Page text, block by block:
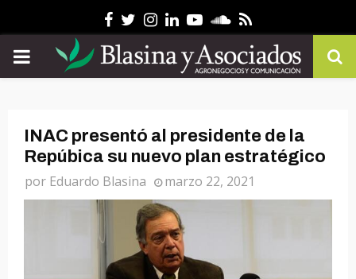
Facebook
Twitter
Instagram
Linkedin
YoutubeSoundcloud
Rss
PRIMARY
INAC presentó al presidente de la
Repúbica su nuevo plan estratégico
por Eduardo Blasina marzo 22, 2021